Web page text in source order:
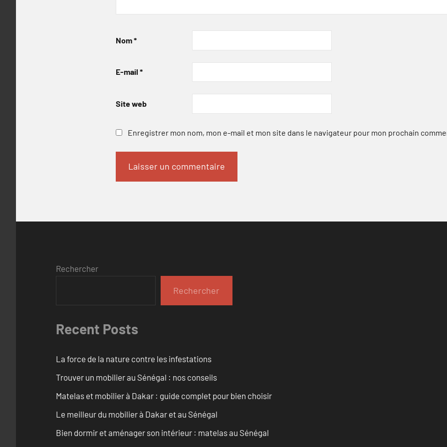
Nom*
E-mail *
Site web
Enregistrer mon nom, mon e-mail et mon site dans le navigateur pour mon prochain
Rechercher
Rechercher
Recent Posts
La force de la nature contre les infestations
Trouver un mobilier au Sénégal : nos conseils
Matelas et mobilier à Dakar : guide complet pour bien choisir
Le meilleur du mobilier à Dakar et au Sénégal
Bien dormir et aménager son intérieur : matelas au Sénégal